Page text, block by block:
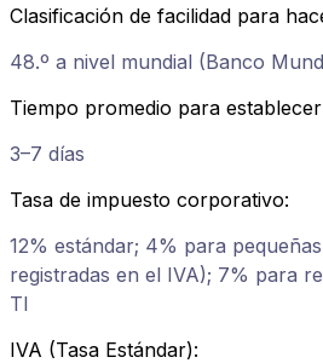
Clasificación de facilidad para
48.º a nivel mundial (Banco
Tiempo promedio para
3–7 días
Tasa de impuesto corporativo:
12% estándar; 4% para
registradas en el IVA); 7% para
TI
IVA (Tasa Estándar):